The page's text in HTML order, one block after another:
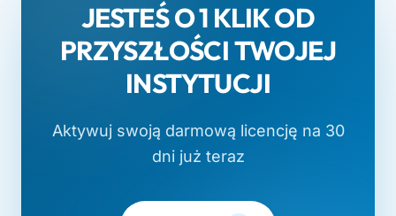
JESTEŚ O 1 KLIK OD
PRZYSZŁOŚCI TWOJEJ
INSTYTUCJI
Aktywuj swoją darmową licencję na 30
dni już teraz